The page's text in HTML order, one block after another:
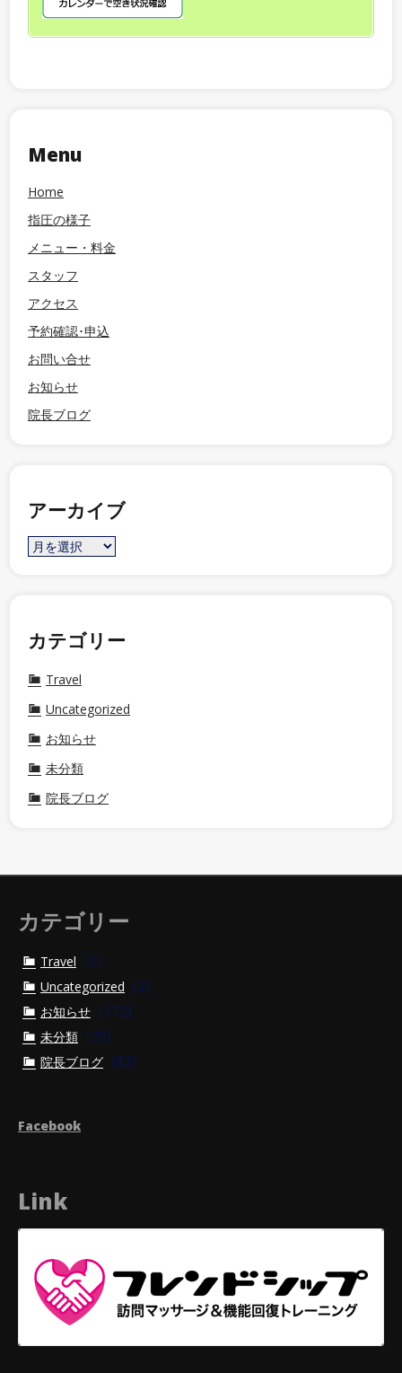
Menu
Home
指圧の様子
メニュー・料金
スタッフ
アクセス
予約確認･申込
お問い合せ
お知らせ
院長ブログ
アーカイブ
カテゴリー
Travel
Uncategorized
お知らせ
未分類
院長ブログ
カテゴリー
Travel (2)
Uncategorized (2)
お知らせ (112)
未分類 (39)
院長ブログ (83)
Facebook
Link